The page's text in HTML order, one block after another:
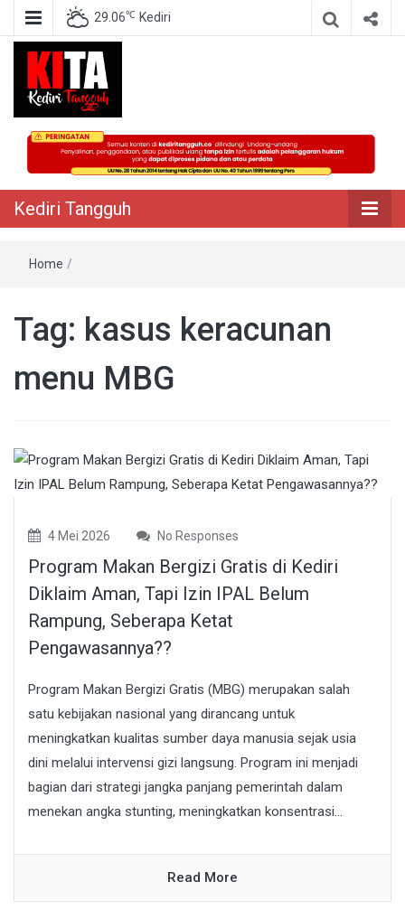
29.06℃ Kediri
Kediri Tangguh
Berita Akurat Terpercaya
Kediri Tangguh
Home /
Tag: kasus keracunan
menu MBG
4 Mei 2026 No Responses
Program Makan Bergizi Gratis di Kediri
Diklaim Aman, Tapi Izin IPAL Belum
Rampung, Seberapa Ketat
Pengawasannya??
Program Makan Bergizi Gratis (MBG) merupakan salah
satu kebijakan nasional yang dirancang untuk
meningkatkan kualitas sumber daya manusia sejak usia
dini melalui intervensi gizi langsung. Program ini menjadi
bagian dari strategi jangka panjang pemerintah dalam
menekan angka stunting, meningkatkan konsentrasi...
Read More